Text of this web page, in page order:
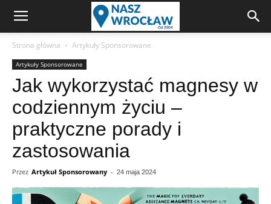
Strona główna Artykuły Sponsorowane
Artykuły Sponsorowane
Jak wykorzystać magnesy w
codziennym życiu –
praktyczne porady i
zastosowania
Przez Artykuł Sponsorowany - 24 maja 2024